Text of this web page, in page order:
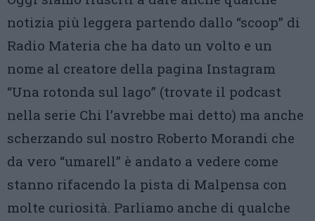
notizia più leggera partendo dallo “scoop” di
Radio Materia che ha dato un volto e un
nome al creatore della pagina Instagram
“Una rotonda sul lago” (trovate il podcast
nella serie Chi l’avrebbe mai detto) ma anche
scherzando sul nostro Roberto Morandi che
da vero “umarell” è andato a vedere come
stanno rifacendo la pista di Malpensa con
molte curiosità. Parliamo anche di qualche